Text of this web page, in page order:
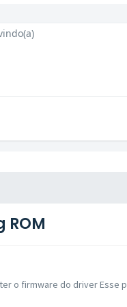
ROM
o firmware do driver Esse